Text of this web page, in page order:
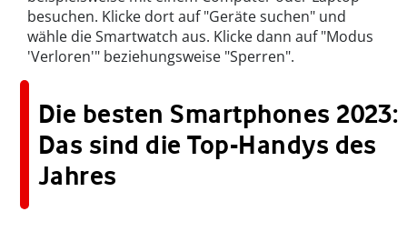
besuchen. Klicke dort auf "Geräte suchen" und
wähle die Smartwatch aus. Klicke dann auf "Modus
'Verloren'" beziehungsweise "Sperren".
Die besten Smartphones 2023:
Das sind die Top-Handys des
Jahres